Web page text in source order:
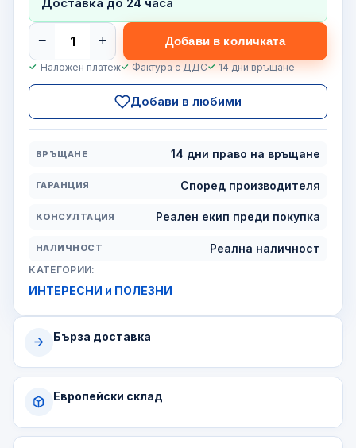
− + Добави в количката
Наложен платеж Фактура с ДДС 14 дни връщане
Добави в любими
ВРЪЩАНЕ 14 дни право на връщане
ГАРАНЦИЯ Според производителя
КОНСУЛТАЦИЯ Реален екип преди покупка
НАЛИЧНОСТ Реална наличност
КАТЕГОРИИ:
ИНТЕРЕСНИ и ПОЛЕЗНИ
Бърза доставка
Европейски склад